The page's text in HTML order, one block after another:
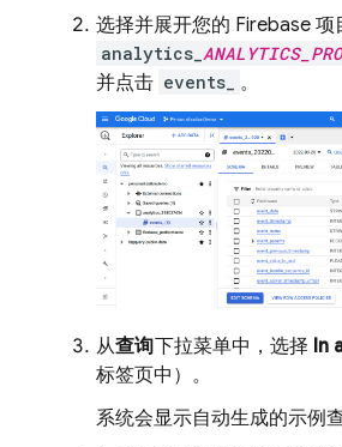
选择并展开您的 Firebase 项
analytics_
并点击 events_ 。
从查询下拉菜单中，选择 In
标签页中）。
系统会显示自动生成的示例查